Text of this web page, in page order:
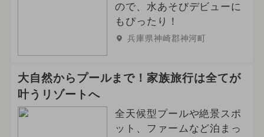
ので、水あそびデビューに
もぴったり！
兵庫県神崎郡神河町
大自然からプールまで！家族旅行は全てが
叶うリゾートへ
全天候型プールや絶景スポ
ット、ファームなど泊まっ